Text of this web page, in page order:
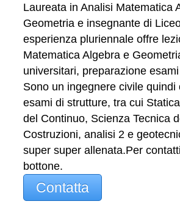
Laureata in Analisi Matematica
Geometria e insegnante di
esperienza pluriennale offre
Matematica Algebra e
universitari, preparazione
Sono un ingegnere civile quindi
esami di strutture, tra cui
del Continuo, Scienza Tecnica
Costruzioni, analisi 2 e
super super allenata.Per
bottone.
Contatta